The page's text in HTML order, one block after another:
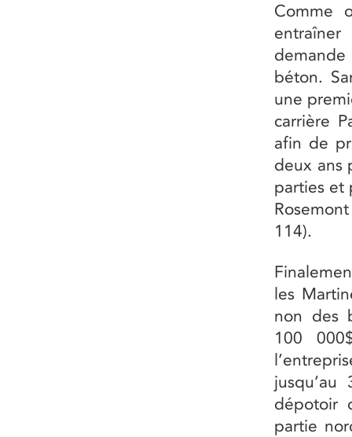
Comme
béton.
une
carrière
afin de
deux ans
parties et
114).
les
non des
100
dépotoir
partie